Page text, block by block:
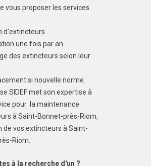
vous proposer les services
d'extincteurs
une fois par an
des extincteurs selon leur
si nouvelle norme.
SIDEF met son expertise à
pour la maintenance
à Saint-Bonnet-près-Riom,
de vos extincteurs à Saint-
Riom.
à la recherche d'un ?